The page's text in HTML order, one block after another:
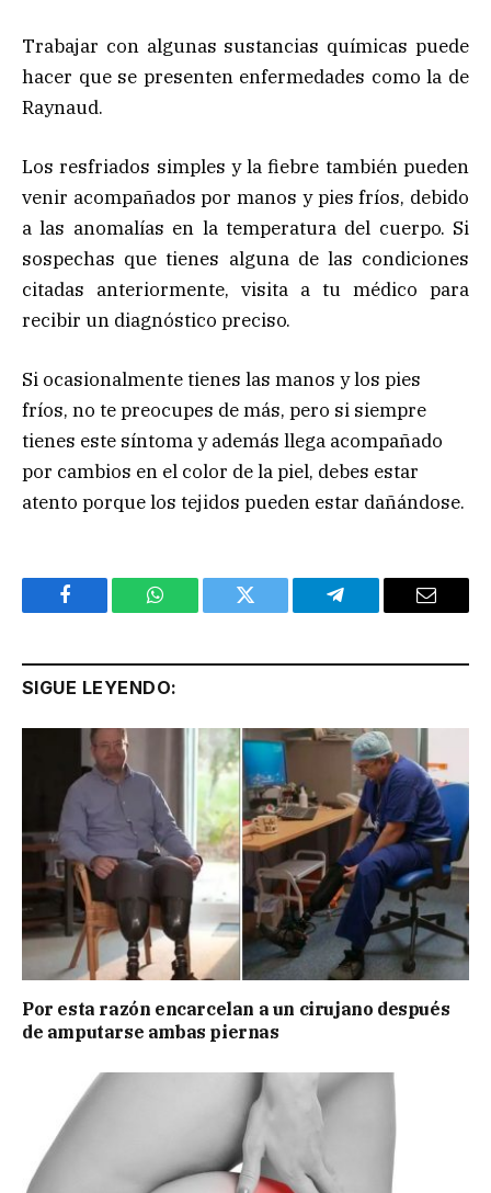
Trabajar con algunas sustancias químicas puede
hacer que se presenten enfermedades como la de
Raynaud.
Los resfriados simples y la fiebre también pueden
venir acompañados por manos y pies fríos, debido
a las anomalías en la temperatura del cuerpo. Si
sospechas que tienes alguna de las condiciones
citadas anteriormente, visita a tu médico para
recibir un diagnóstico preciso.
Si ocasionalmente tienes las manos y los pies
fríos, no te preocupes de más, pero si siempre
tienes este síntoma y además llega acompañado
por cambios en el color de la piel, debes estar
atento porque los tejidos pueden estar dañándose.
Facebook WhatsApp Twitter Telegram Email
SIGUE LEYENDO:
Por esta razón encarcelan a un cirujano después
de amputarse ambas piernas